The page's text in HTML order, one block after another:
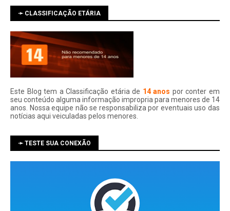
➛ CLASSIFICAÇÃO ETÁRIA
Este Blog tem a Classificação etária de 14 anos por conter em
seu conteúdo alguma informação impropria para menores de 14
anos. Nossa equipe não se responsabiliza por eventuais uso das
notí­cias aqui veiculadas pelos menores.
➛ TESTE SUA CONEXÃO